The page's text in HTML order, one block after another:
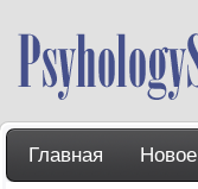
Главная Новое